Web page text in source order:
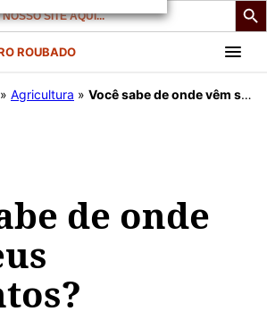
ROUBADO
» Agricultura » Você sabe de onde vêm seus alimentos?
de onde